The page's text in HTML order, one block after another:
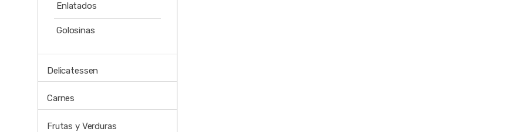
Enlatados
Golosinas
Delicatessen
Carnes
Frutas y Verduras